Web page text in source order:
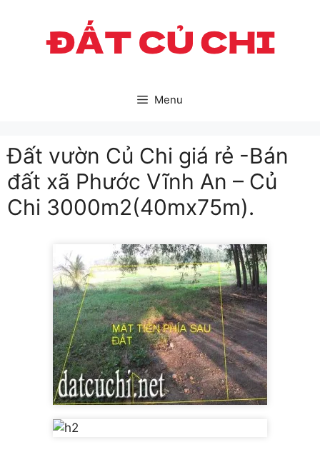
Menu
Đất vườn Củ Chi giá rẻ -Bán
đất xã Phước Vĩnh An – Củ
Chi 3000m2(40mx75m).